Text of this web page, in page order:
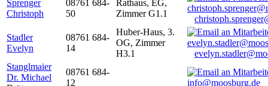
Sprenger
Christoph
08761 684-
50
Rathaus, EG,
Zimmer G1.1
Stadler
Evelyn
08761 684-
14
Huber-Haus, 3.
OG, Zimmer
H3.1
Stanglmaier
Dr. Michael
08761 684-
12